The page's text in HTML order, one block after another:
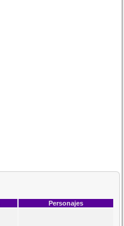
Personajes